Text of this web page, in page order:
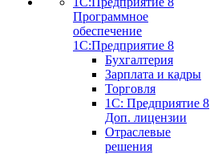
Программное
обеспечение
1С:Предприятие 8
Бухгалтерия
Зарплата и кадры
Торговля
1C: Предприятие 8
Доп. лицензии
Отраслевые
решения